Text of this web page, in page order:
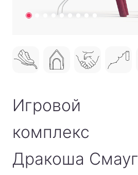
Игровой
комплекс
Дракоша Смауг